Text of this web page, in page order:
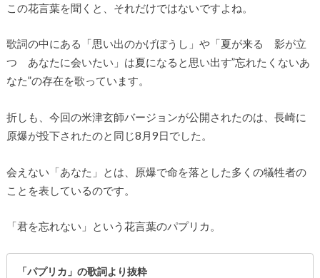
この花言葉を聞くと、それだけではないですよね。
歌詞の中にある「思い出のかげぼうし」や「夏が来る 影が立
つ あなたに会いたい」は夏になると思い出す”忘れたくないあ
なた”の存在を歌っています。
折しも、今回の米津玄師バージョンが公開されたのは、長崎に
原爆が投下されたのと同じ8月9日でした。
会えない「あなた」とは、原爆で命を落とした多くの犠牲者の
ことを表しているのです。
「君を忘れない」という花言葉のパプリカ。
「パプリカ」の歌詞より抜粋